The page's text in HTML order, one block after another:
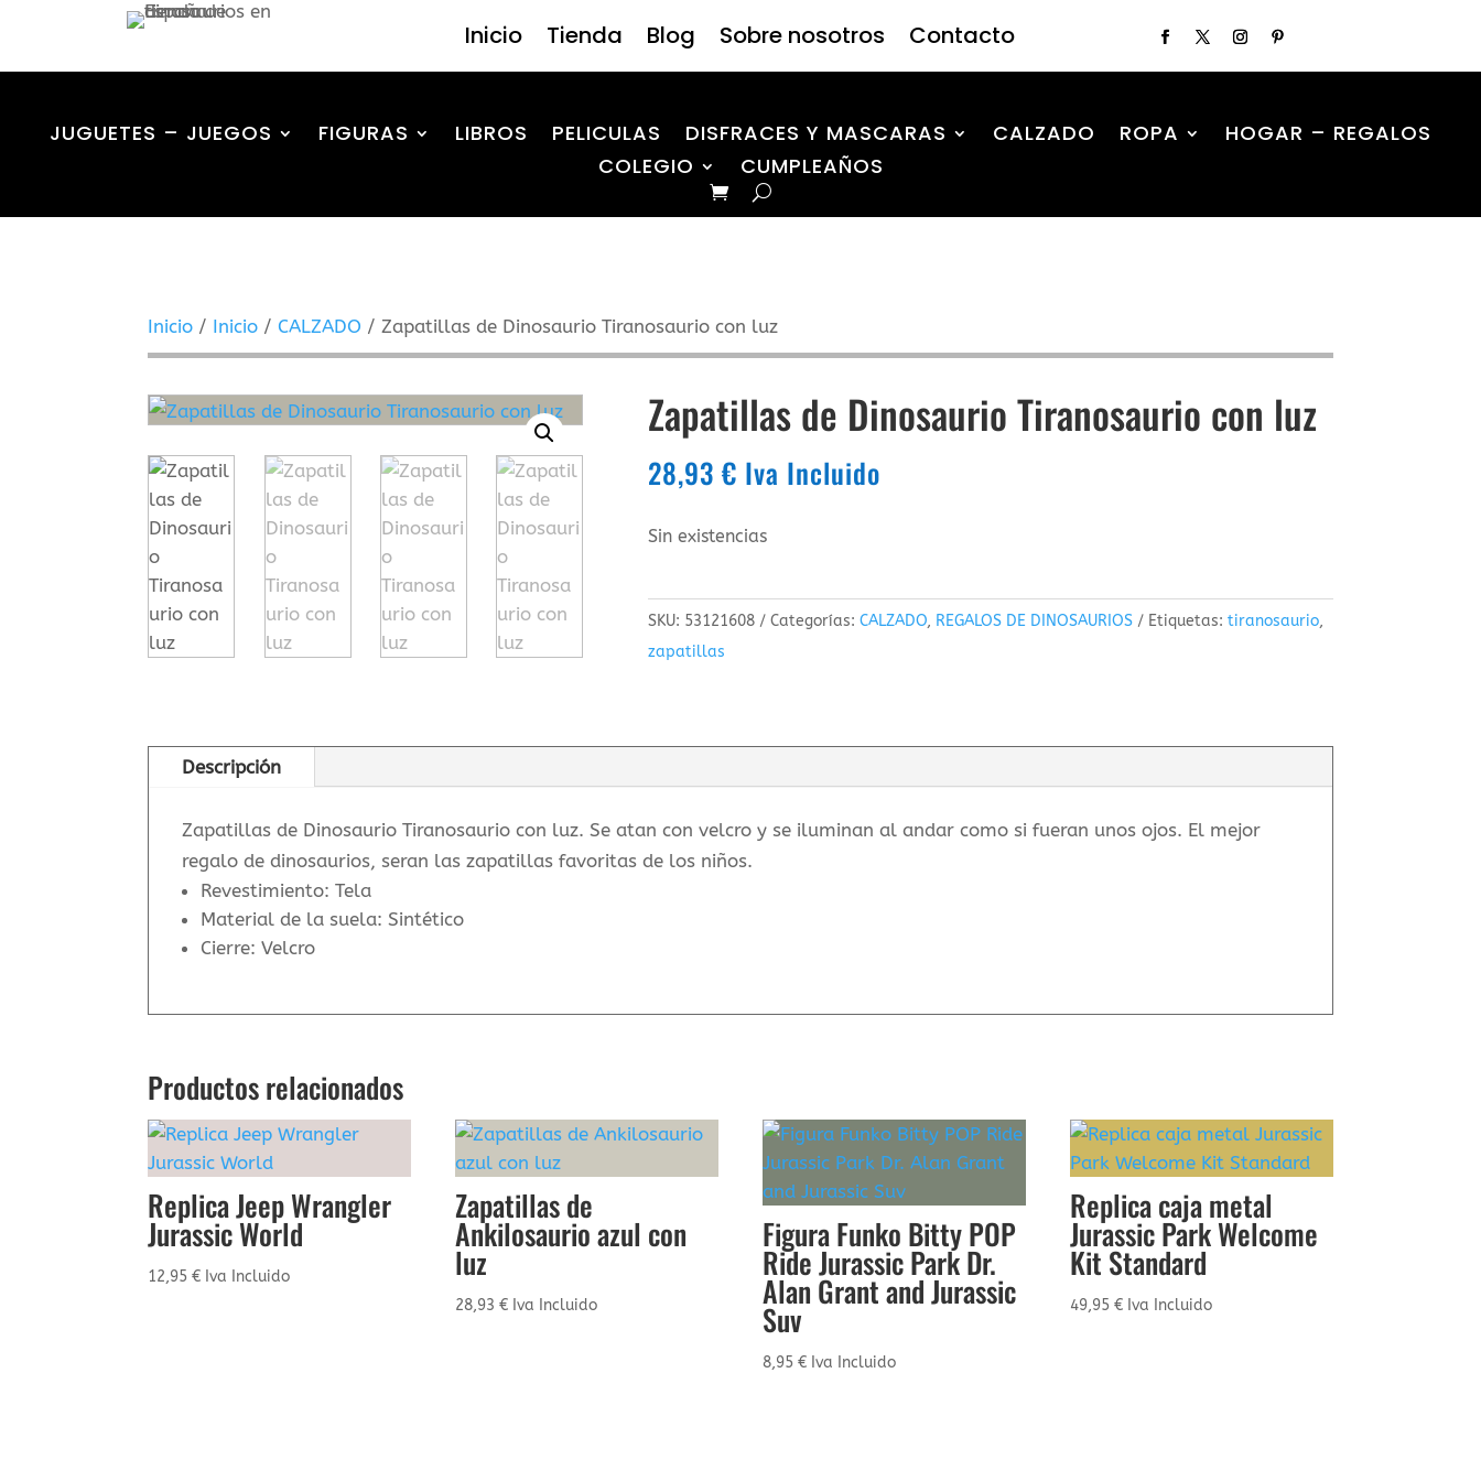
Inicio Tienda Blog Sobre nosotros Contacto
JUGUETES – JUEGOS FIGURAS LIBROS PELICULAS DISFRACES Y MASCARAS CALZADO ROPA
HOGAR – REGALOS
COLEGIO
CUMPLEAÑOS
Inicio / Inicio /CALZADO / Zapatillas de Dinosaurio Tiranosaurio con luz
Zapatillas de Dinosaurio Tiranosaurio con luz
28,93€ Iva Incluido
Sin existencias
SKU: 53121608 Categorías:CALZADO, REGALOS DE DINOSAURIOS Etiquetas:tiranosaurio,
zapatillas
Descripción
Zapatillas de Dinosaurio Tiranosaurio con luz. Se atan con velcro y se iluminan al andar como si fueran unos ojos. El mejor
regalo de dinosaurios, seran las zapatillas favoritas de los niños.
Revestimiento: Tela
Material de la suela: Sintético
Cierre: Velcro
Productos relacionados
Replica Jeep Wrangler
Jurassic World
12,95€ Iva Incluido
Zapatillas de
Ankilosaurio azul con
luz
28,93€ Iva Incluido
Figura Funko Bitty POP
Ride Jurassic Park Dr.
Alan Grant and Jurassic
Suv
8,95€ Iva Incluido
Replica caja metal
Jurassic Park Welcome
Kit Standard
49,95€ Iva Incluido